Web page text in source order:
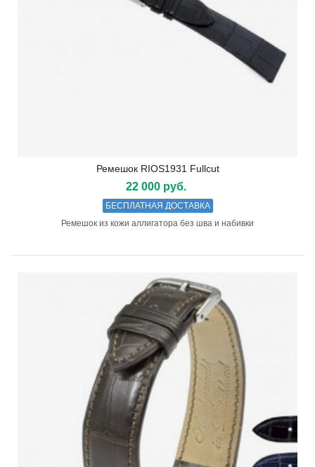
Ремешок RIOS1931 Fullcut
22 000 руб.
БЕСПЛАТНАЯ ДОСТАВКА
Ремешок из кожи аллигатора без шва и набивки